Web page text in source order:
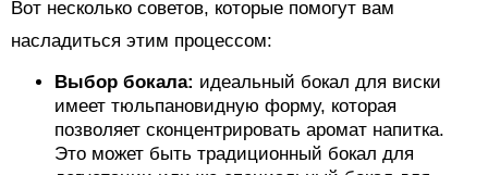
Вот несколько советов, которые помогут вам
насладиться этим процессом:
Выбор бокала: идеальный бокал для виски
имеет тюльпановидную форму, которая
позволяет сконцентрировать аромат напитка.
Это может быть традиционный бокал для